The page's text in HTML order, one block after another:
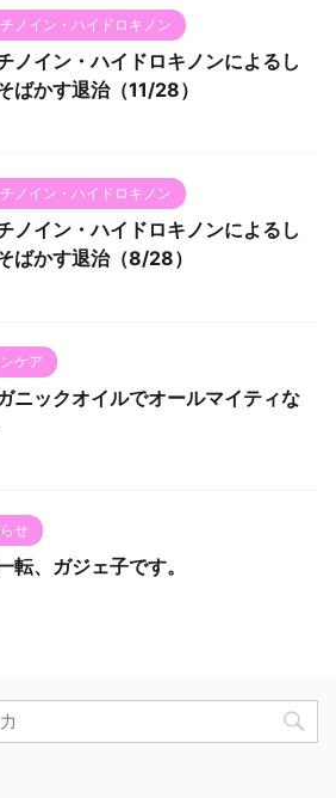
チノイン・ハイドロキノン
ノイン・ハイドロキノンによるし
ばかす退治（11/28）
チノイン・ハイドロキノン
ノイン・ハイドロキノンによるし
ばかす退治（8/28）
ケア
ニックオイルでオールマイティな
せ
転、ガジェ子です。